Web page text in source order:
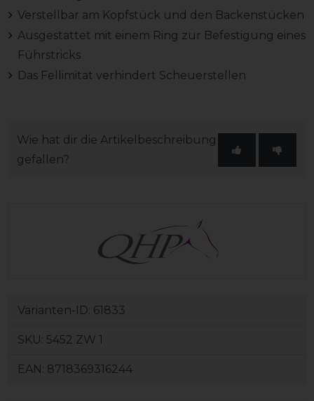
Verstellbar am Kopfstück und den Backenstücken
Ausgestattet mit einem Ring zur Befestigung eines
Führstricks
Das Fellimitat verhindert Scheuerstellen
Wie hat dir die Artikelbeschreibung
gefallen?
Varianten-ID: 61833
SKU: 5452 ZW 1
EAN: 8718369316244